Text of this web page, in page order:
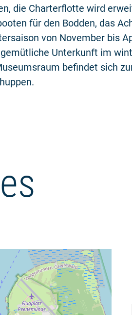
die Charterflotte wird
für den Bodden, das
von November bis
Unterkunft im
befindet sich